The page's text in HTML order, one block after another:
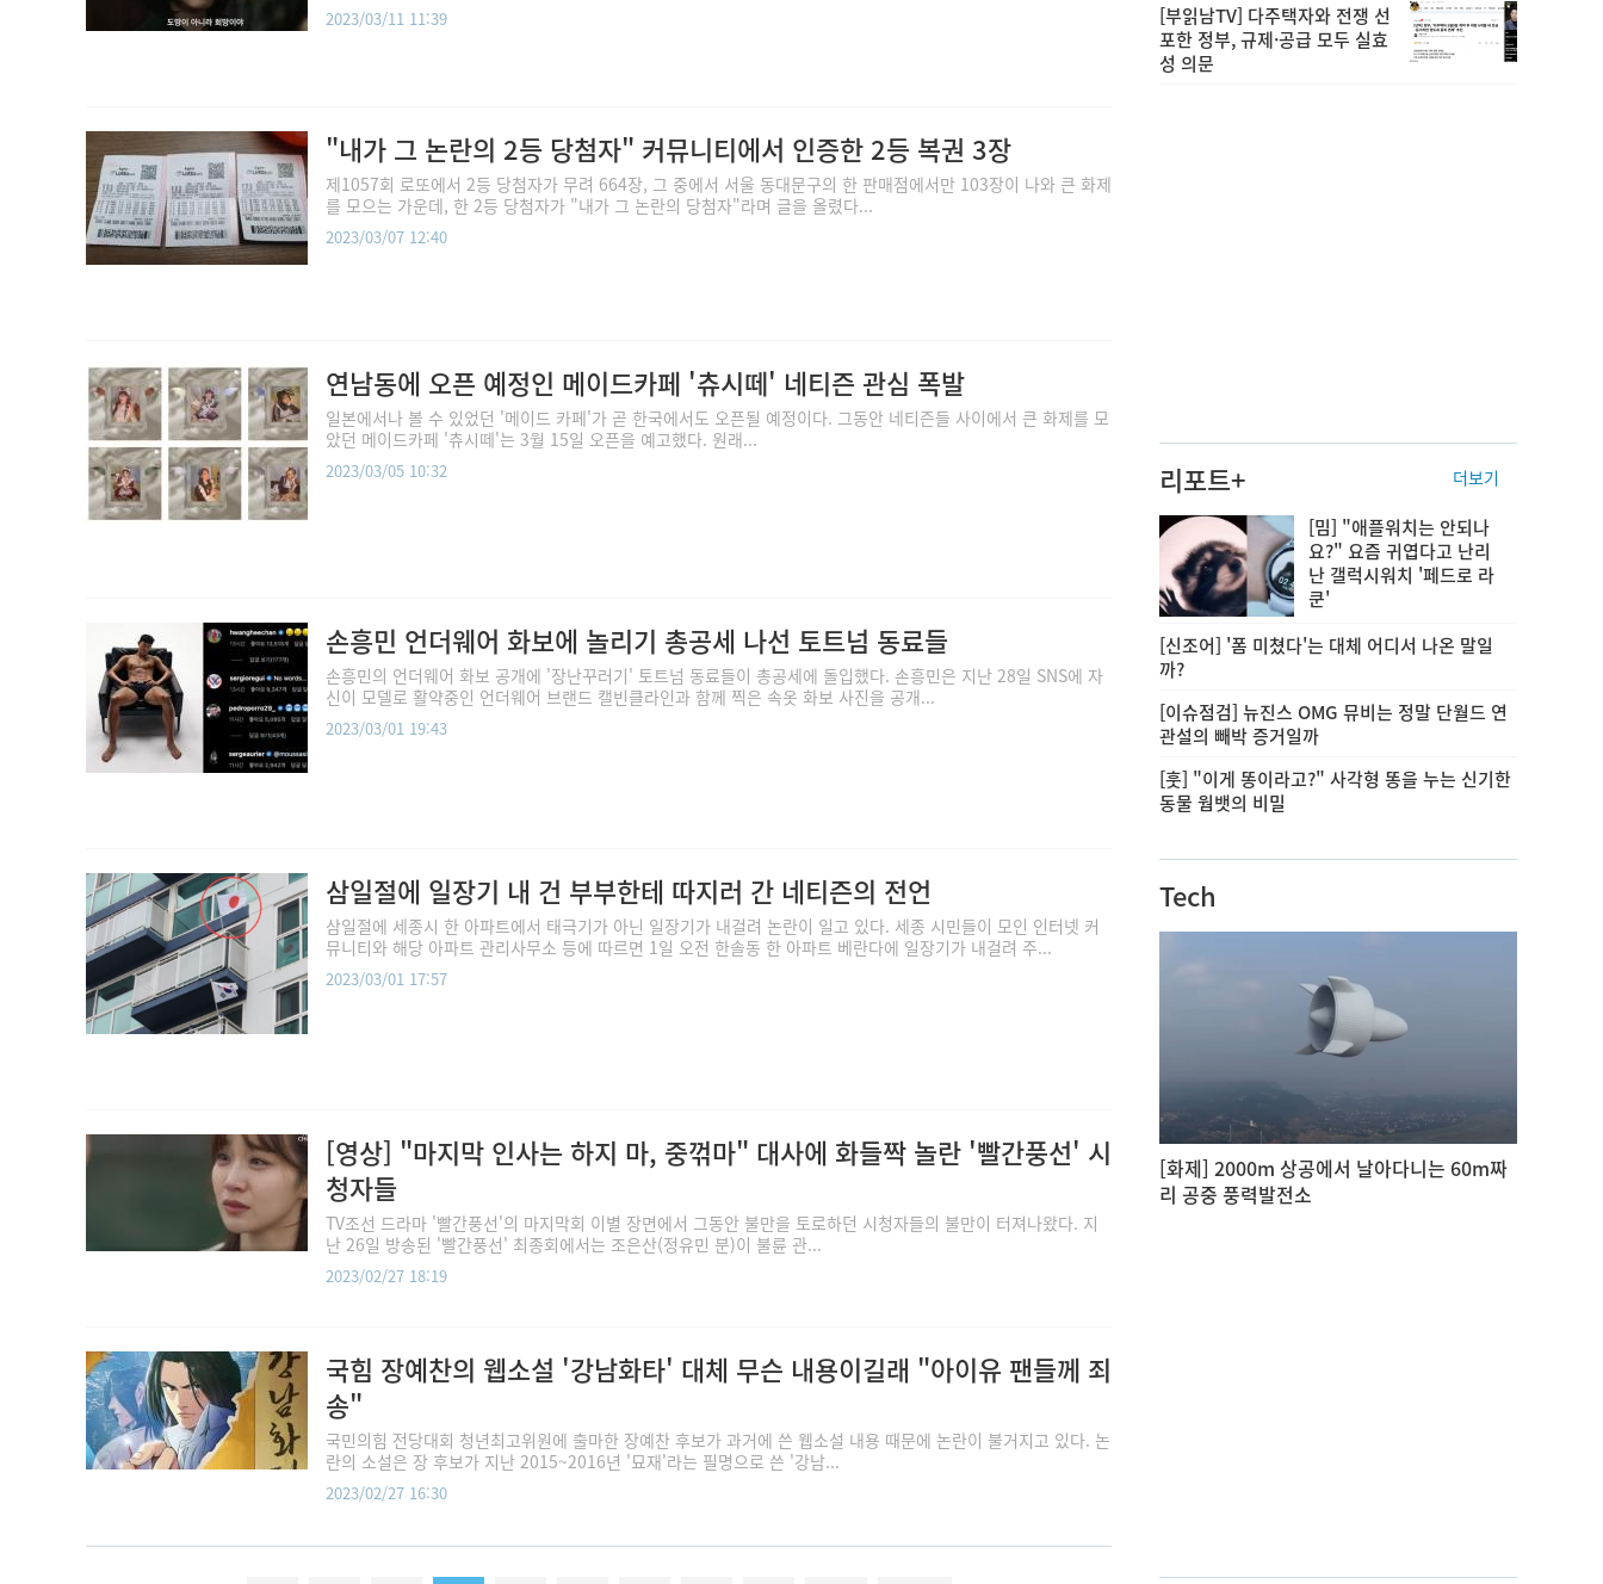
2023/03/11 11:39
"내가 그 논란의 2등 당첨자" 커뮤니티에서 인증한 2등 복권 3장
제1057회 로또에서 2등 당첨자가 무려 664장, 그 중에서 서울 동대문구의 한 판매점에서만 103장이 나와 큰 화제
를 모으는 가운데, 한 2등 당첨자가 "내가 그 논란의 당첨자"라며 글을 올렸다...
2023/03/07 12:40
연남동에 오픈 예정인 메이드카페 '츄시떼' 네티즌 관심 폭발
일본에서나 볼 수 있었던 '메이드 카페'가 곧 한국에서도 오픈될 예정이다. 그동안 네티즌들 사이에서 큰 화제를 모
았던 메이드카페 '츄시떼'는 3월 15일 오픈을 예고했다. 원래...
2023/03/05 10:32
손흥민 언더웨어 화보에 놀리기 총공세 나선 토트넘 동료들
손흥민의 언더웨어 화보 공개에 '장난꾸러기' 토트넘 동료들이 총공세에 돌입했다. 손흥민은 지난 28일 SNS에 자
신이 모델로 활약중인 언더웨어 브랜드 캘빈클라인과 함께 찍은 속옷 화보 사진을 공개...
2023/03/01 19:43
삼일절에 일장기 내 건 부부한테 따지러 간 네티즌의 전언
삼일절에 세종시 한 아파트에서 태극기가 아닌 일장기가 내걸려 논란이 일고 있다. 세종 시민들이 모인 인터넷 커
뮤니티와 해당 아파트 관리사무소 등에 따르면 1일 오전 한솔동 한 아파트 베란다에 일장기가 내걸려 주...
2023/03/01 17:57
[영상] "마지막 인사는 하지 마, 중꺾마" 대사에 화들짝 놀란 '빨간풍선' 시
청자들
TV조선 드라마 '빨간풍선'의 마지막회 이별 장면에서 그동안 불만을 토로하던 시청자들의 불만이 터져나왔다. 지
난 26일 방송된 '빨간풍선' 최종회에서는 조은산(정유민 분)이 불륜 관...
2023/02/27 18:19
국힘 장예찬의 웹소설 '강남화타' 대체 무슨 내용이길래 "아이유 팬들께 죄
송"
국민의힘 전당대회 청년최고위원에 출마한 장예찬 후보가 과거에 쓴 웹소설 내용 때문에 논란이 불거지고 있다. 논
란의 소설은 장 후보가 지난 2015~2016년 '묘재'라는 필명으로 쓴 '강남...
2023/02/27 16:30
[부읽남TV] 다주택자와 전쟁 선
포한 정부, 규제·공급 모두 실효
성 의문
리포트+ 더보기
[밈] "애플워치는 안되나
요?" 요즘 귀엽다고 난리
난 갤럭시워치 '페드로 라
쿤'
[신조어] '폼 미쳤다'는 대체 어디서 나온 말일
까?
[이슈점검] 뉴진스 OMG 뮤비는 정말 단월드 연
관설의 빼박 증거일까
[훗] "이게 똥이라고?" 사각형 똥을 누는 신기한
동물 웜뱃의 비밀
Tech
[화제] 2000m 상공에서 날아다니는 60m짜
리 공중 풍력발전소